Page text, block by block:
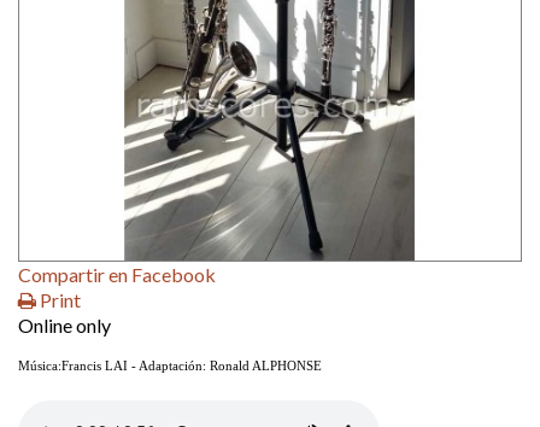
Compartir en Facebook
Print
Online only
Música:Francis LAI - Adaptación: Ronald ALPHONSE